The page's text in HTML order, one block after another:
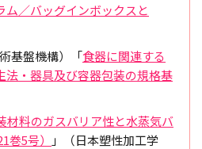
ム／バッグインボックスと
基盤機構）「食器に関連する
法・器具及び容器包装の規格基
材料のガスバリア性と水蒸気バ
巻5号）
」（日本塑性加工学